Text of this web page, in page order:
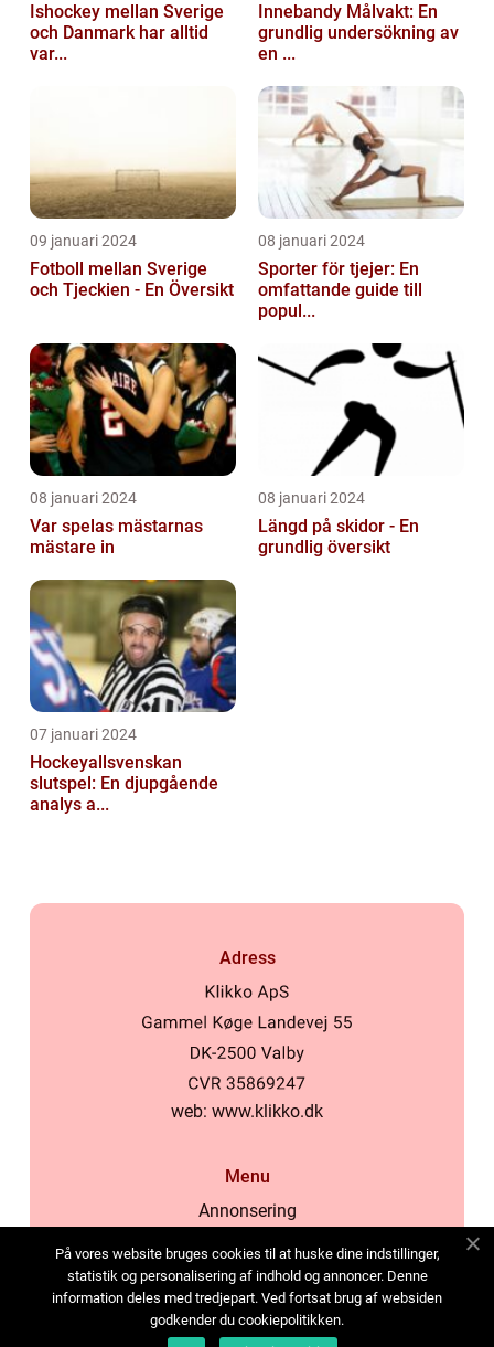
Ishockey mellan Sverige
och Danmark har alltid
var...
Innebandy Målvakt: En
grundlig undersökning av
en ...
09 januari 2024
Fotboll mellan Sverige
och Tjeckien - En Översikt
08 januari 2024
Sporter för tjejer: En
omfattande guide till
popul...
08 januari 2024
Var spelas mästarnas
mästare in
08 januari 2024
Längd på skidor - En
grundlig översikt
07 januari 2024
Hockeyallsvenskan
slutspel: En djupgående
analys a...
Adress
web: www.klikko.dk
Menu
Annonsering
Cookies
Kontakta oss
Sitemap
På vores website bruges cookies til at huske dine indstillinger,
statistik og personalisering af indhold og annoncer. Denne
information deles med tredjepart. Ved fortsat brug af websiden
godkender du cookiepolitikken.